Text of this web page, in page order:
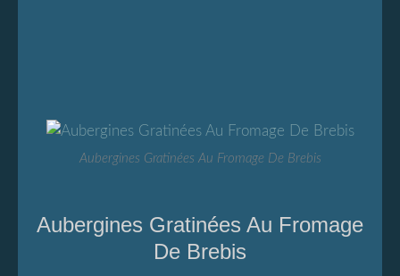
Aubergines Gratinées Au Fromage De Brebis
Aubergines Gratinées Au Fromage
De Brebis